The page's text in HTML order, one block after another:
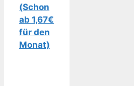
(Schon
ab 1,67€
für den
Monat)